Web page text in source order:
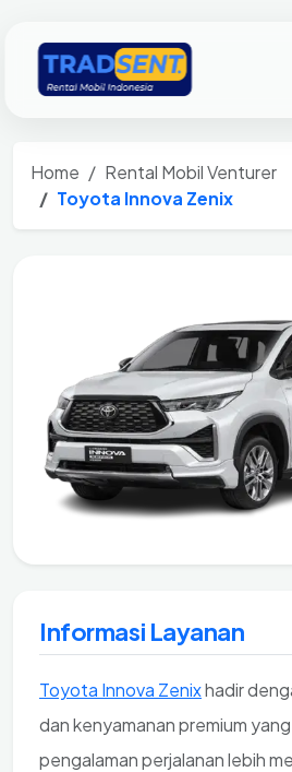
Home
Rental Mobil Venturer
Toyota Innova Zenix
Informasi Layanan
Toyota Innova Zenixhadir
dan kenyamanan premium
pengalaman perjalanan lebih